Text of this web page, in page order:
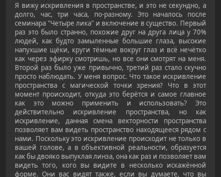
Я вижу искривления в пространстве, и это не секундно, а
долго, час, три часа, по-разному. Это началось после
семинара "Четыре лика" и включение в существо. Первый
раз это было странно, похожие друг на друга лица у 70%
людей, как будто замыленные большие глаза, высокие
напухшие щёки, круги тёмные вокруг глаз и всё нечётко
как через эфирку смотришь, но все они смотрят на меня.
Второй раз было уже привычно, третий раз стало скучно
просто наблюдать. У меня вопрос. Что такое искривление
пространства с магической точки зрения? Что в этот
момент происходит, откуда это берётся и самое главное
как это можно применить и использовать? Это
действительно искривление пространства, но как
искривление, данная смена векторности пространства
позволяет вам видеть пространство находящееся рядом с
нами. Поскольку это искривление происходит не только в
вашей голове, а в объективной реальности, образуется
как бы двояко выпуклая линза, она как раз и позволяет вам
видеть того, кого вы видите в несколько искажённой
форме. Они вас видят также, если вы думаете, что вы